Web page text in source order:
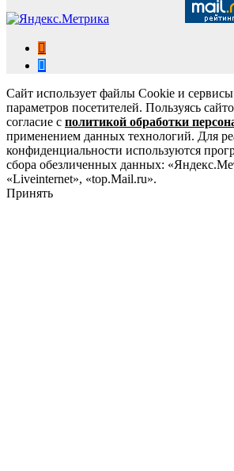
Сайт использует файлы Cookie и
параметров посетителей. Пользуясь
согласие с политикой обработки
применением данных технологий. Для
конфиденциальности используются
сбора обезличенных данных:
«Liveinternet», «top.Mail.ru».
Принять